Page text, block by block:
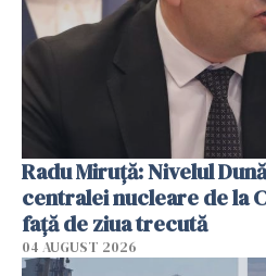
Radu Miruţă: Nivelul
centralei nucleare de la
faţă de ziua trecută
04 AUGUST 2026